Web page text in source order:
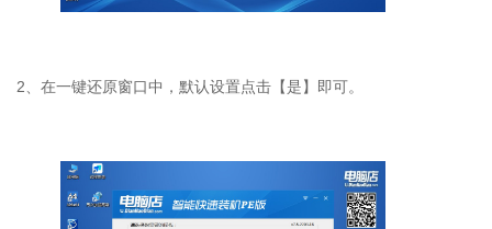
2、在一键还原窗口中，默认设置点击【是】即可。